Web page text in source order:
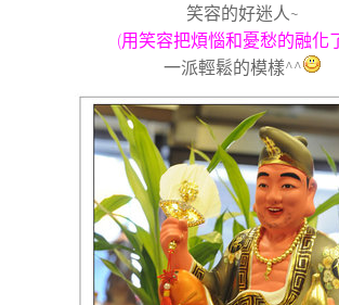
笑容的好迷人~
(用笑容把煩惱和憂愁的融化
一派輕鬆的模樣^^